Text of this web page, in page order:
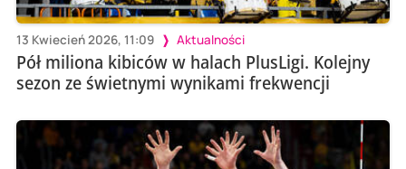
13 Kwiecień 2026, 11:09 Aktualności
Pół miliona kibiców w halach PlusLigi. Kolejny
sezon ze świetnymi wynikami frekwencji